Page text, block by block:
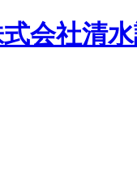
会社清